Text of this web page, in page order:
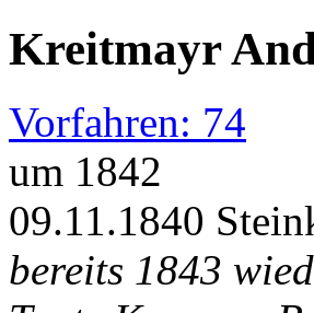
Kreitmayr
Vorfahren: 74
um 1842
09.11.1840
bereits 1843